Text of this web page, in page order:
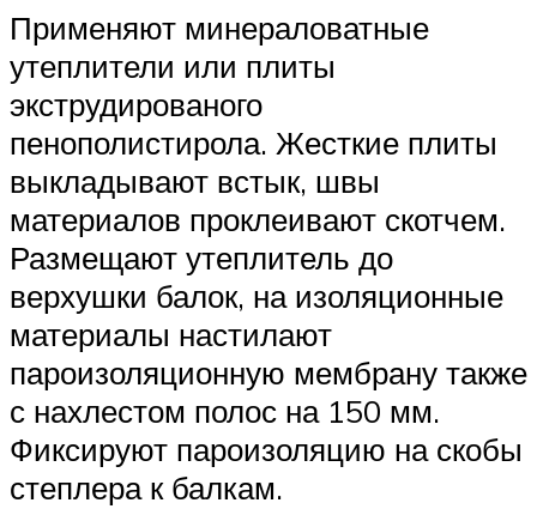
Применяют минераловатные
утеплители или плиты
экструдированого
пенополистирола. Жесткие плиты
выкладывают встык, швы
материалов проклеивают скотчем.
Размещают утеплитель до
верхушки балок, на изоляционные
материалы настилают
пароизоляционную мембрану также
с нахлестом полос на 150 мм.
Фиксируют пароизоляцию на скобы
степлера к балкам.